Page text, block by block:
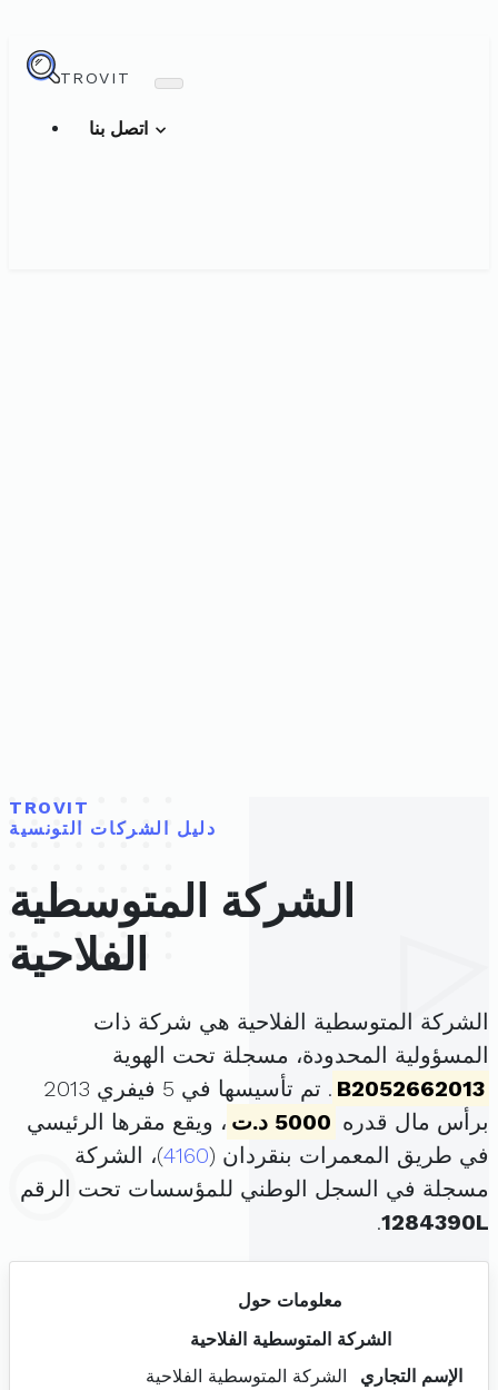
TROVIT
TROVIT
دليل الشركات التونسية
الشركة المتوسطية
الفلاحية
الشركة المتوسطية الفلاحية هي شركة ذات
المسؤولية المحدودة، مسجلة تحت الهوية
B2052662013
. تم تأسيسها في 5 فيفري 2013
برأس مال قدره 5000 د.ت
، ويقع مقرها الرئيسي
في طريق المعمرات بنقردان (4160)، الشركة
مسجلة في السجل الوطني للمؤسسات تحت الرقم
1284390L
.
معلومات حول
الشركة المتوسطية الفلاحية
الإسم التجاري
الشركة المتوسطية الفلاحية